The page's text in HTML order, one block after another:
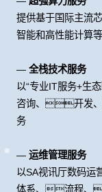
提供基于国际主流
智能和高性能计算
— 全栈技术服务
以“专业IT服务+生
咨询、开发、
务
— 运维管理服务
以SA视讯厅数码
体系、流程